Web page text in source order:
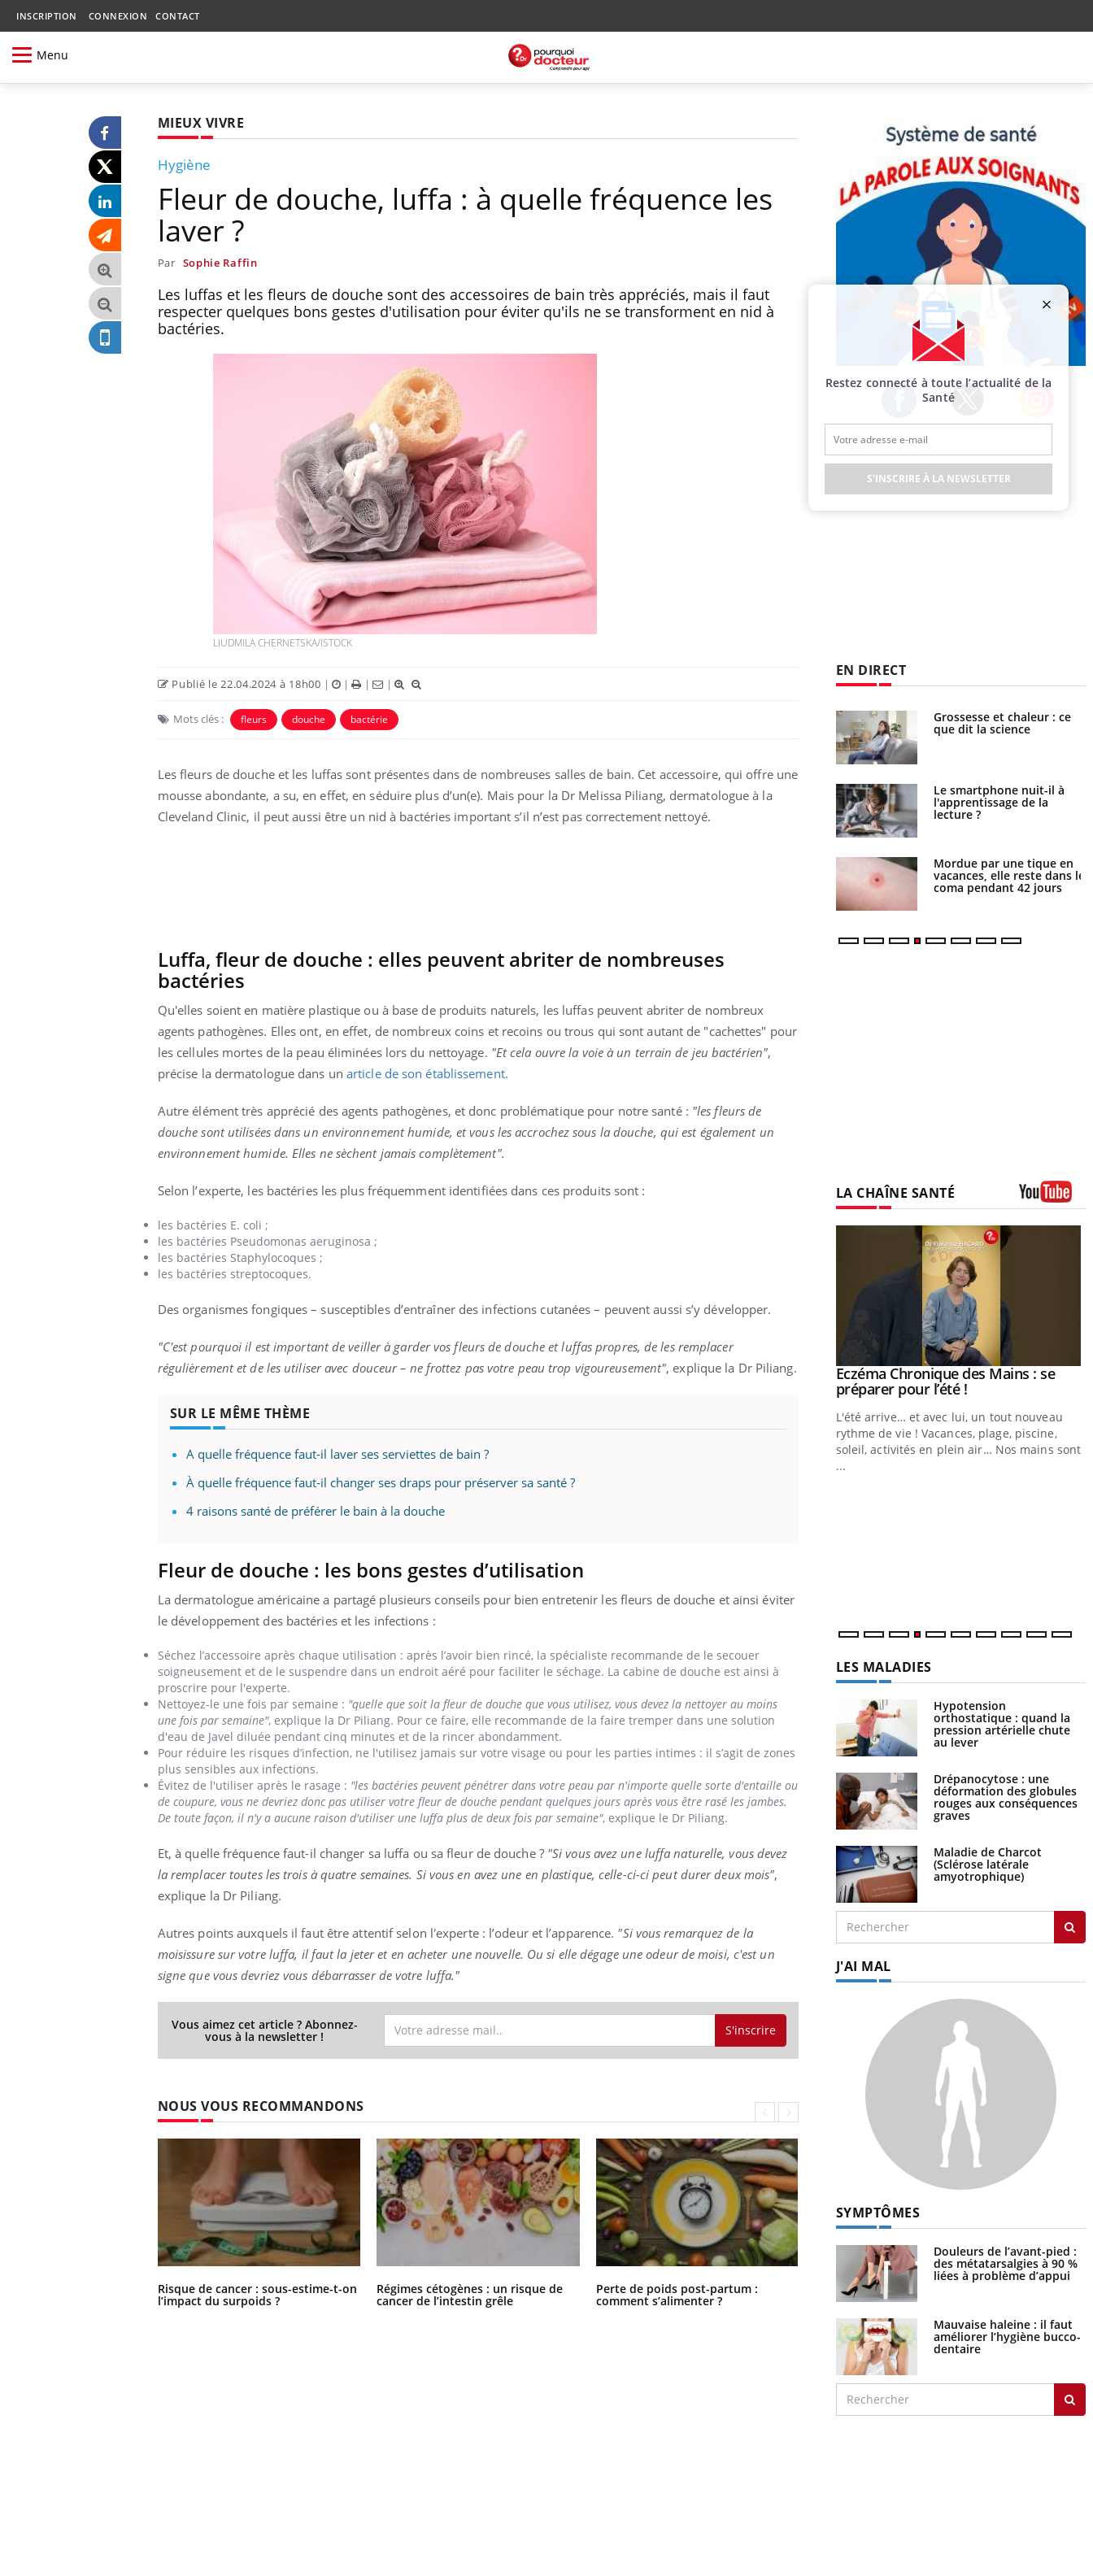
INSCRIPTION CONNEXION CONTACT
Menu
MIEUX VIVRE
Hygiène
Fleur de douche, luffa : à quelle fréquence les
laver ?
Par Sophie Raffin
Les luffas et les fleurs de douche sont des accessoires de bain très appréciés, mais il faut
respecter quelques bons gestes d'utilisation pour éviter qu'ils ne se transforment en nid à
bactéries.
LIUDMILA CHERNETSKA/ISTOCK
Publié le 22.04.2024 à 18h00 | | | |
Mots clés : fleurs douche bactérie
Les fleurs de douche et les luffas sont présentes dans de nombreuses salles de bain. Cet accessoire, qui offre une
mousse abondante, a su, en effet, en séduire plus d’un(e). Mais pour la Dr Melissa Piliang, dermatologue à la
Cleveland Clinic, il peut aussi être un nid à bactéries important s’il n’est pas correctement nettoyé.
Luffa, fleur de douche : elles peuvent abriter de nombreuses
bactéries
Qu'elles soient en matière plastique ou à base de produits naturels, les luffas peuvent abriter de nombreux
agents pathogènes. Elles ont, en effet, de nombreux coins et recoins ou trous qui sont autant de "cachettes" pour
les cellules mortes de la peau éliminées lors du nettoyage. "Et cela ouvre la voie à un terrain de jeu bactérien",
précise la dermatologue dans un article de son établissement.
Autre élément très apprécié des agents pathogènes, et donc problématique pour notre santé : "les fleurs de
douche sont utilisées dans un environnement humide, et vous les accrochez sous la douche, qui est également un
environnement humide. Elles ne sèchent jamais complètement".
Selon l’experte, les bactéries les plus fréquemment identifiées dans ces produits sont :
les bactéries E. coli ;
les bactéries Pseudomonas aeruginosa ;
les bactéries Staphylocoques ;
les bactéries streptocoques.
Des organismes fongiques – susceptibles d’entraîner des infections cutanées – peuvent aussi s’y développer.
"C'est pourquoi il est important de veiller à garder vos fleurs de douche et luffas propres, de les remplacer
régulièrement et de les utiliser avec douceur – ne frottez pas votre peau trop vigoureusement", explique la Dr Piliang.
SUR LE MÊME THÈME
A quelle fréquence faut-il laver ses serviettes de bain ?
À quelle fréquence faut-il changer ses draps pour préserver sa santé ?
4 raisons santé de préférer le bain à la douche
Fleur de douche : les bons gestes d’utilisation
La dermatologue américaine a partagé plusieurs conseils pour bien entretenir les fleurs de douche et ainsi éviter
le développement des bactéries et les infections :
Séchez l’accessoire après chaque utilisation : après l’avoir bien rincé, la spécialiste recommande de le secouer
soigneusement et de le suspendre dans un endroit aéré pour faciliter le séchage. La cabine de douche est ainsi à
proscrire pour l'experte.
Nettoyez-le une fois par semaine : "quelle que soit la fleur de douche que vous utilisez, vous devez la nettoyer au moins
une fois par semaine", explique la Dr Piliang. Pour ce faire, elle recommande de la faire tremper dans une solution
d'eau de Javel diluée pendant cinq minutes et de la rincer abondamment.
Pour réduire les risques d’infection, ne l'utilisez jamais sur votre visage ou pour les parties intimes : il s’agit de zones
plus sensibles aux infections.
Évitez de l'utiliser après le rasage : "les bactéries peuvent pénétrer dans votre peau par n'importe quelle sorte d'entaille ou
de coupure, vous ne devriez donc pas utiliser votre fleur de douche pendant quelques jours après vous être rasé les jambes.
De toute façon, il n'y a aucune raison d'utiliser une luffa plus de deux fois par semaine", explique le Dr Piliang.
Et, à quelle fréquence faut-il changer sa luffa ou sa fleur de douche ? "Si vous avez une luffa naturelle, vous devez
la remplacer toutes les trois à quatre semaines. Si vous en avez une en plastique, celle-ci-ci peut durer deux mois",
explique la Dr Piliang.
Autres points auxquels il faut être attentif selon l'experte : l’odeur et l’apparence. "Si vous remarquez de la
moisissure sur votre luffa, il faut la jeter et en acheter une nouvelle. Ou si elle dégage une odeur de moisi, c'est un
signe que vous devriez vous débarrasser de votre luffa."
Vous aimez cet article ? Abonnez-
vous à la newsletter ! S'inscrire
NOUS VOUS RECOMMANDONS
Risque de cancer : sous-estime-t-on
l’impact du surpoids ?
Régimes cétogènes : un risque de
cancer de l’intestin grêle
Perte de poids post-partum :
comment s’alimenter ?
Comment nous percevons le chaud
et le froid : une recherche éclaire le
Facebook Twitter Instagram
EN DIRECT
Chikungunya, dengue,
West Nile : que se passe-t-
Les médicaments GLP-1
protègent-ils aussi les os ?
VIH : la fin du comprimé
tous les jours se profile-t-
elle enfin ?
Le Viagra pourrait-il freiner
la propagation du cancer ?
Grossesse et chaleur : ce
que dit la science
Le smartphone nuit-il à
l'apprentissage de la
lecture ?
Mordue par une tique en
vacances, elle reste dans le
coma pendant 42 jours
LA CHAÎNE SANTÉ
Eczéma Chronique des Mains :
Il y a des sujets qui sont faciles à aborder...
d'autres non ! D'un côté, poser des questions
sur la maladie d'un proche c'est montrer ...
Youtube
Carence en fer : comprendre pour
même alopécie… Les symptômes de la
carence en fer sont multiples ce qui la rend
Youtube
Insuline & Charge mentale : et si on
reste entourée d'idées reçues chez les
Youtube
Eczéma Chronique des Mains : se
préparer pour l’été !Youtube
L'été arrive… et avec lui, un tout nouveau
rythme de vie ! Vacances, plage, piscine,
soleil, activités en plein air… Nos mains sont
...
LES MALADIES
Hypotension
orthostatique : quand la
pression artérielle chute
au lever
Drépanocytose : une
déformation des globules
rouges aux conséquences
graves
Maladie de Charcot
(Sclérose latérale
amyotrophique)
J'AI MAL
SYMPTÔMES
Douleurs de l’avant-pied :
des métatarsalgies à 90 %
liées à problème d’appui
Mauvaise haleine : il faut
améliorer l’hygiène bucco-
dentaire
Restez connecté à toute l’actualité de la
Santé
S'INSCRIRE À LA NEWSLETTER